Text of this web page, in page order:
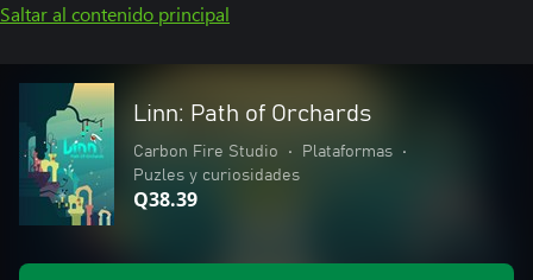
Saltar al contenido principal
Linn: Path of Orchards
Carbon Fire Studio • Plataformas
•
Puzles y curiosidades
Q38.39